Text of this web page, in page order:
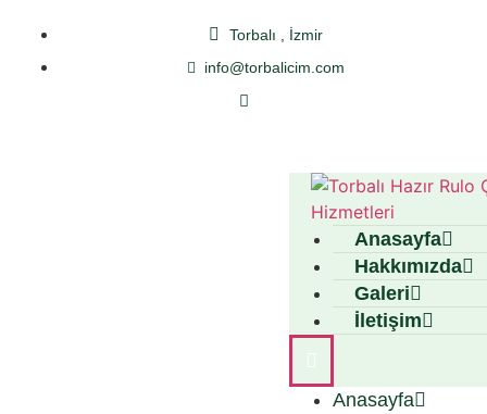
Torbalı , İzmir
info@torbalicim.com
Anasayfa
Hakkımızda
Galeri
İletişim
Anasayfa